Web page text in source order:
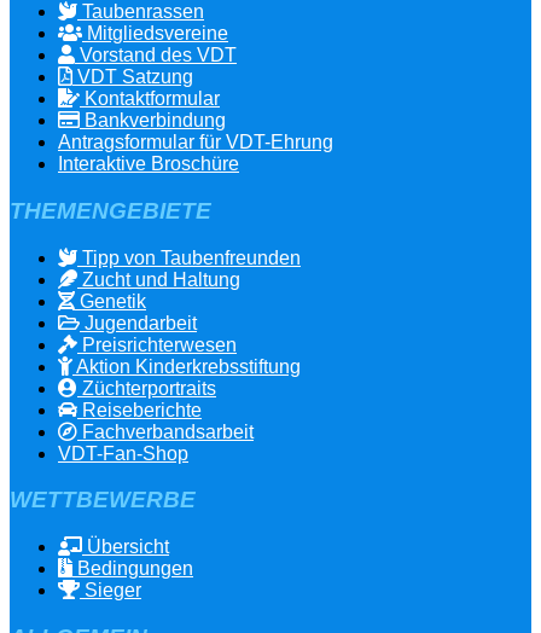
Taubenrassen
Mitgliedsvereine
Vorstand des VDT
VDT Satzung
Kontaktformular
Bankverbindung
Antragsformular für VDT-Ehrung
Interaktive Broschüre
THEMENGEBIETE
Tipp von Taubenfreunden
Zucht und Haltung
Genetik
Jugendarbeit
Preisrichterwesen
Aktion Kinderkrebsstiftung
Züchterportraits
Reiseberichte
Fachverbandsarbeit
VDT-Fan-Shop
WETTBEWERBE
Übersicht
Bedingungen
Sieger